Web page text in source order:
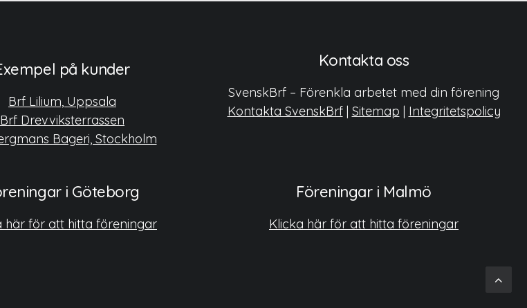
på kunder
Brf Lilium, Uppsala
Brf Drevviksterrassen
Bageri, Stockholm
Kontakta oss
SvenskBrf – Förenkla arbetet med din förening
Kontakta SvenskBrf| Sitemap | Integritetspolicy
i Göteborg
här för att hitta föreningar
Föreningar i Malmö
Klicka här för att hitta föreningar